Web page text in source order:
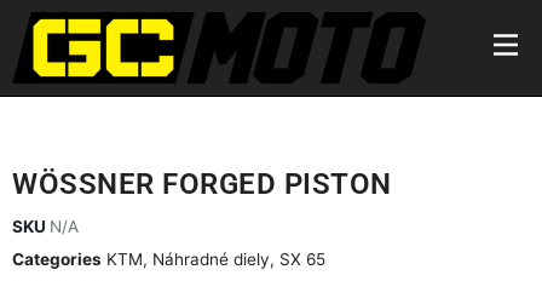
WÖSSNER FORGED PISTON
SKU N/A
Categories KTM, Náhradné diely, SX 65